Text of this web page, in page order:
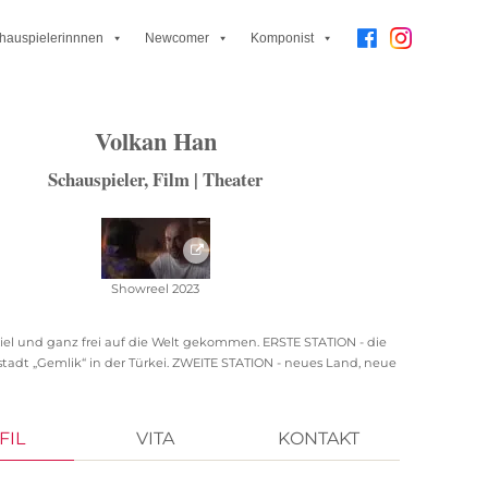
Newcomer Komponist
Volkan Han
Schauspieler, Film | Theater
Showreel 2023
und ganz frei auf die Welt gekommen. ERSTE STATION - die
„Gemlik“ in der Türkei. ZWEITE STATION - neues Land, neue
Kultur in Stuttgart! DRITTE STATION - Berlin, mit dem Thema
der Routine des realen Lebens. UNVERGEßLICH - Theater
VITA KONTAKT